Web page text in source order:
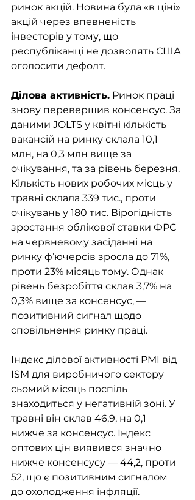
ринок акцій. Новина була «в ціні»
акцій через впевненість
інвесторів у тому, що
республіканці не дозволять США
оголосити дефолт.
Ділова активність. Ринок праці
знову перевершив консенсус. За
даними JOLTS у квітні кількість
вакансій на ринку склала 10,1
млн, на 0,3 млн вище за
очікування, та за рівень березня.
Кількість нових робочих місць у
травні склала 339 тис., проти
очікувань у 180 тис. Вірогідність
зростання облікової ставки ФРС
на червневому засіданні на
ринку ф’ючерсів зросла до 71%,
проти 23% місяць тому. Однак
рівень безробіття склав 3,7% на
0,3% вище за консенсус, —
позитивний сигнал щодо
сповільнення ринку праці.
Індекс ділової активності PMI від
ISM для виробничого сектору
сьомий місяць поспіль
знаходиться у негативній зоні. У
травні він склав 46,9, на 0,1
нижче за консенсус. Індекс
оптових цін виявився значно
нижче консенсусу — 44,2, проти
52, що є позитивним сигналом
до охолодження інфляції.